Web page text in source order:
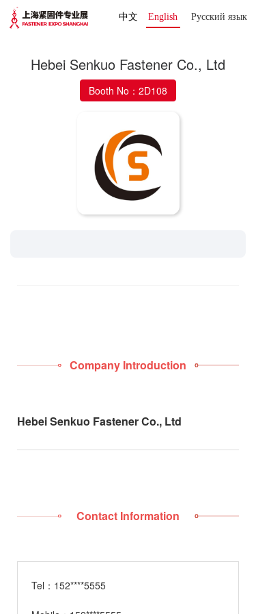
中文 English Русский язык
Hebei Senkuo Fastener Co., Ltd
Booth No：2D108
Company Introduction
Hebei Senkuo Fastener Co., Ltd
Contact Information
Tel： 152****5555